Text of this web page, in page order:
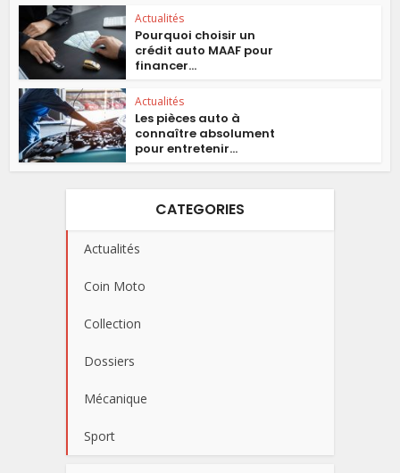
Actualités
Pourquoi choisir un
crédit auto MAAF pour
financer...
Actualités
Les pièces auto à
connaître absolument
pour entretenir...
CATEGORIES
Actualités
Coin Moto
Collection
Dossiers
Mécanique
Sport